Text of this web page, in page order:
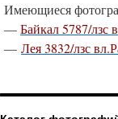
Имеющиеся
—Байкал 5787/лзс
— Лея 3832/лзс